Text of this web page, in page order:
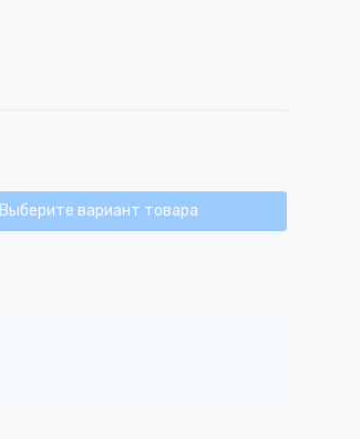
Выберите вариант товара